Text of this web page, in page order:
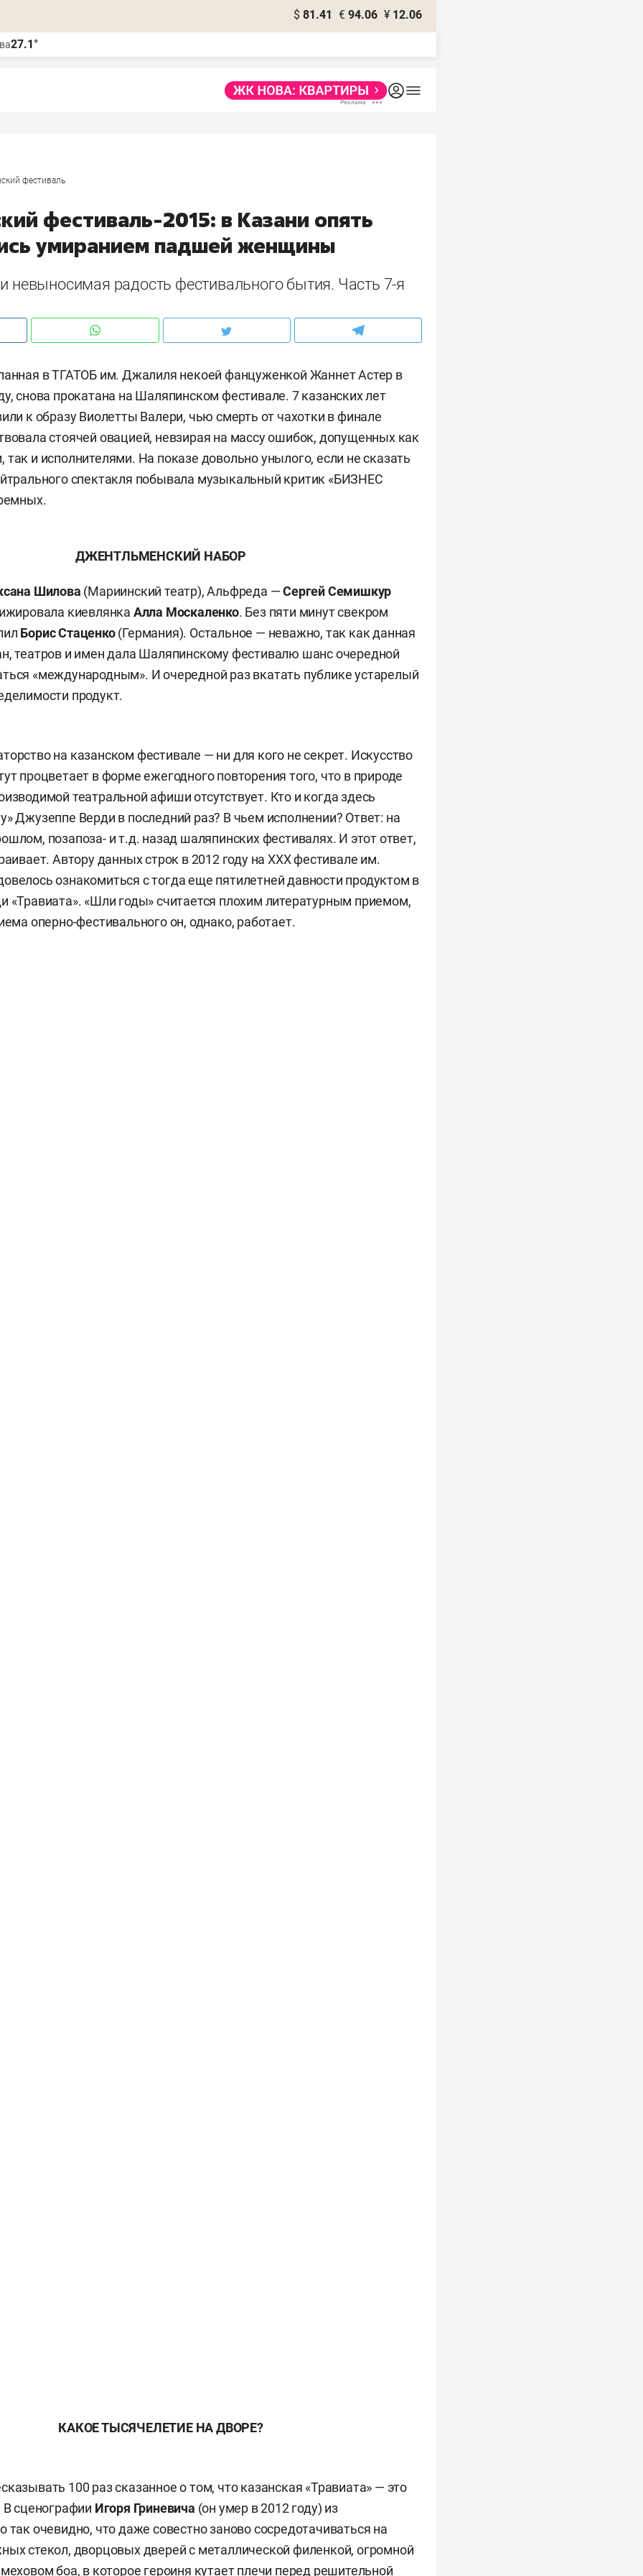
$ 81.41 € 94.06 ¥ 12.06
27.1°
фестиваль
фестиваль-2015: в Казани опять
умиранием падшей женщины
невыносимая радость фестивального бытия. Часть 7-я
в ТГАТОБ им. Джалиля некоей фанцуженкой Жаннет Астер в
снова прокатана на Шаляпинском фестивале. 7 казанских лет
к образу Виолетты Валери, чью смерть от чахотки в финале
стоячей овацией, невзирая на массу ошибок, допущенных как
и исполнителями. На показе довольно унылого, если не сказать
спектакля побывала музыкальный критик «БИЗНЕС
ДЖЕНТЛЬМЕНСКИЙ НАБОР
Шилова (Мариинский театр), Альфреда —Сергей Семишкур
киевлянка Алла Москаленко. Без пяти минут свекром
Борис Стаценко(Германия). Остальное — неважно, так как данная
театров и имен дала Шаляпинскому фестивалю шанс очередной
«международным». И очередной раз вкатать публике устарелый
продукт.
на казанском фестивале — ни для кого не секрет. Искусство
процветает в форме ежегодного повторения того, что в природе
театральной афиши отсутствует. Кто и когда здесь
Джузеппе Верди в последний раз? В чьем исполнении? Ответ: на
позапоза- и т.д. назад шаляпинских фестивалях. И этот ответ,
Автору данных строк в 2012 году на ХХХ фестивале им.
ознакомиться с тогда еще пятилетней давности продуктом в
«Травиата». «Шли годы» считается плохим литературным приемом,
оперно-фестивального он, однако, работает.
КАКОЕ ТЫСЯЧЕЛЕТИЕ НА ДВОРЕ?
100 раз сказанное о том, что казанская «Травиата» — это
сценографии Игоря Гриневича (он умер в 2012 году) из
так очевидно, что даже совестно заново сосредотачиваться на
стекол, дворцовых дверей с металлической филенкой, огромной
боа, в которое героиня кутает плечи перед решительной